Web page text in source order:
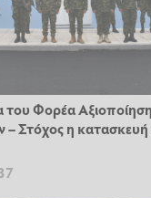
του Φορέα
Στόχος η